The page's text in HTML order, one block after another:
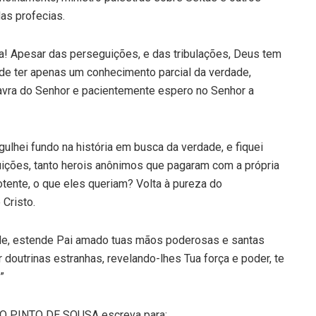
profecias.
Apesar das perseguições, e das tribulações, Deus tem
ter apenas um conhecimento parcial da verdade,
do Senhor e pacientemente espero no Senhor a
fundo na história em busca da verdade, e fiquei
tanto herois anônimos que pagaram com a própria
o que eles queriam? Volta à pureza do
estende Pai amado tuas mãos poderosas e santas
estranhas, revelando-lhes Tua força e poder, te